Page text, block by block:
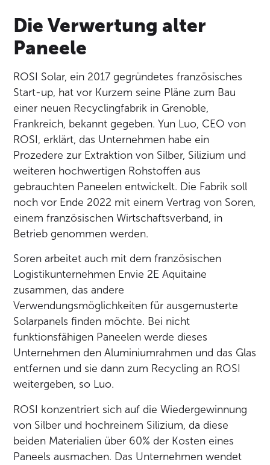
Die Verwertung alter
Paneele
ROSI Solar, ein 2017 gegründetes französisches
Start-up, hat vor Kurzem seine Pläne zum Bau
einer neuen Recyclingfabrik in Grenoble,
Frankreich, bekannt gegeben. Yun Luo, CEO von
ROSI, erklärt, das Unternehmen habe ein
Prozedere zur Extraktion von Silber, Silizium und
weiteren hochwertigen Rohstoffen aus
gebrauchten Paneelen entwickelt. Die Fabrik soll
noch vor Ende 2022 mit einem Vertrag von Soren,
einem französischen Wirtschaftsverband, in
Betrieb genommen werden.
Soren arbeitet auch mit dem französischen
Logistikunternehmen Envie 2E Aquitaine
zusammen, das andere
Verwendungsmöglichkeiten für ausgemusterte
Solarpanels finden möchte. Bei nicht
funktionsfähigen Paneelen werde dieses
Unternehmen den Aluminiumrahmen und das Glas
entfernen und sie dann zum Recycling an ROSI
weitergeben, so Luo.
ROSI konzentriert sich auf die Wiedergewinnung
von Silber und hochreinem Silizium, da diese
beiden Materialien über 60% der Kosten eines
Paneels ausmachen. Das Unternehmen wendet